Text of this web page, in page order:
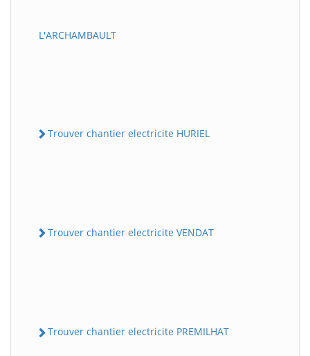
L'ARCHAMBAULT
Trouver chantier electricite HURIEL
Trouver chantier electricite VENDAT
Trouver chantier electricite PREMILHAT